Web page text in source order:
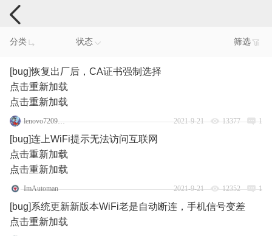
手机反馈
分类 状态 筛选
[bug]恢复出厂后，CA证书强制选择
点击重新加载
点击重新加载
lenovo72096073 2021-9-21 13377 1
[bug]连上WiFi提示无法访问互联网
点击重新加载
点击重新加载
ImAutoman 2021-9-21 12352 1
[bug]系统更新新版本WiFi老是自动断连，手机信号变差
点击重新加载